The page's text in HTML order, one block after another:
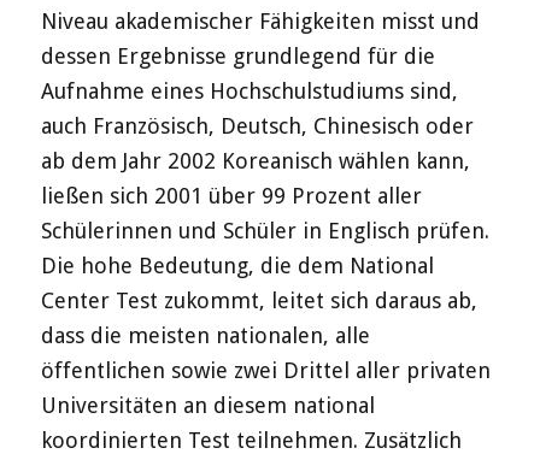
Niveau akademischer Fähigkeiten misst und
dessen Ergebnisse grundlegend für die
Aufnahme eines Hochschulstudiums sind,
auch Französisch, Deutsch, Chinesisch oder
ab dem Jahr 2002 Koreanisch wählen kann,
ließen sich 2001 über 99 Prozent aller
Schülerinnen und Schüler in Englisch prüfen.
Die hohe Bedeutung, die dem National
Center Test zukommt, leitet sich daraus ab,
dass die meisten nationalen, alle
öffentlichen sowie zwei Drittel aller privaten
Universitäten an diesem national
koordinierten Test teilnehmen. Zusätzlich